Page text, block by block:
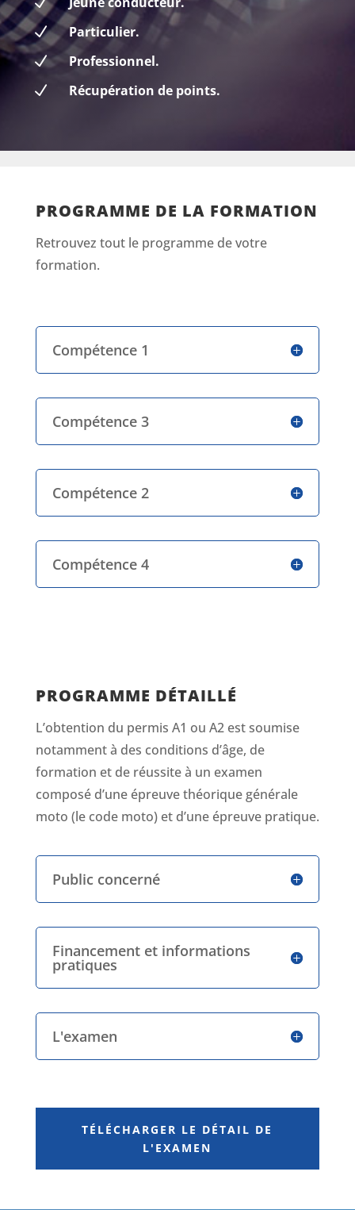
N
Particulier.
N
Professionnel.
N
Récupération de points.
PROGRAMME DE LA FORMATION
Retrouvez tout le programme de votre
formation.
Compétence 1
Compétence 3
Compétence 2
Compétence 4
PROGRAMME DÉTAILLÉ
L’obtention du permis A1 ou A2 est soumise
notamment à des conditions d’âge, de
formation et de réussite à un examen
composé d’une épreuve théorique générale
moto (le code moto) et d’une épreuve pratique.
Public concerné
Financement et informations
pratiques
L'examen
TÉLÉCHARGER LE DÉTAIL DE
L'EXAMEN